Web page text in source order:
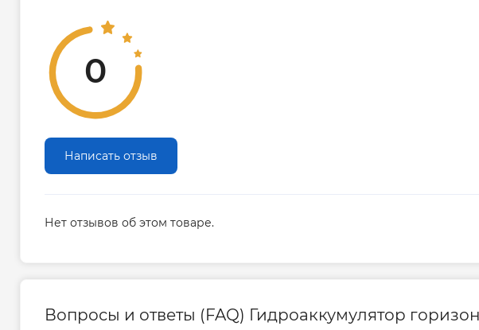
0
Написать отзыв
Нет отзывов об этом товаре.
Вопросы и ответы (FAQ) Гидроаккумулятор